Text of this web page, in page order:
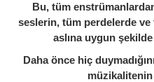
Bu, tüm
seslerin, tüm perdelerde ve
aslına uygun
Daha önce hiç
müzikalitenin